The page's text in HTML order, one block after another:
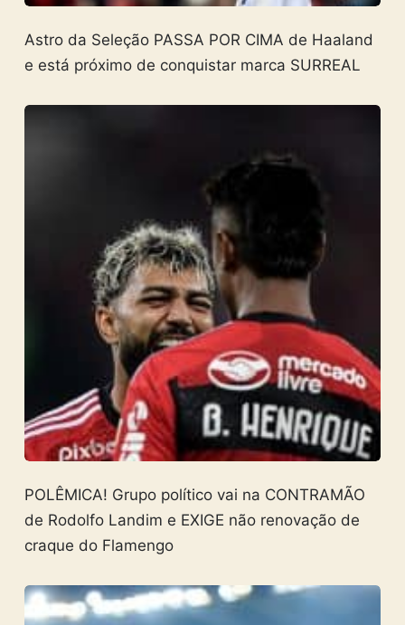
Astro da Seleção PASSA POR CIMA de Haaland
e está próximo de conquistar marca SURREAL
POLÊMICA! Grupo político vai na CONTRAMÃO
de Rodolfo Landim e EXIGE não renovação de
craque do Flamengo